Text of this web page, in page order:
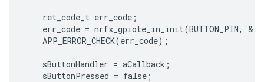
    ret_code_t err_code;
err_code = nrfx_gpiote_in_init(BUTTON_PIN,
    APP_ERROR_CHECK(err_code);
    sButtonHandler = aCallback;
    sButtonPressed = false;